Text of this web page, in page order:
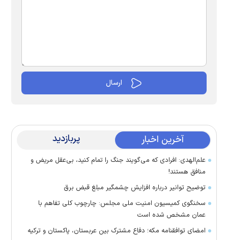
آخرین اخبار پربازدید
علم‌الهدی: افرادی که می‌گویند جنگ را تمام کنید، بی‌عقل مریض و
منافق هستند!
توضیح توانیر درباره افزایش چشمگیر مبلغ قبض برق
سخنگوی کمیسیون امنیت ملی مجلس: چارچوب کلی تفاهم با
عمان مشخص شده است
امضای توافقنامه مکه؛ دفاع مشترک بین عربستان، پاکستان و ترکیه